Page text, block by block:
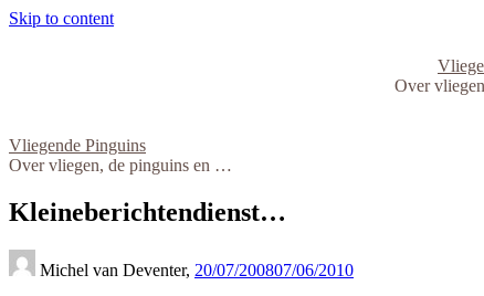
Skip to content
Over
Vliegende Pinguins
Over vliegen, de pinguins en …
Kleineberichtendienst…
Michel van Deventer, 20/07/200807/06/2010